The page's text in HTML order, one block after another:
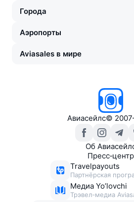
Города
Аэропорты
Aviasales в мире
Авиасейлс©
Об
Пресс‑центр
Travelpayouts
Партнёрская
Медиа Yo’lovchi
Трэвел‑медиа